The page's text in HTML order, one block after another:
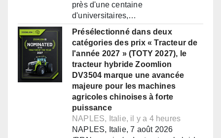
près d'une centaine
d'universitaires,…
Présélectionné dans deux
catégories des prix « Tracteur de
l'année 2027 » (TOTY 2027), le
tracteur hybride Zoomlion
DV3504 marque une avancée
majeure pour les machines
agricoles chinoises à forte
puissance
NAPLES, Italie, il y a 4 heures
NAPLES, Italie, 7 août 2026